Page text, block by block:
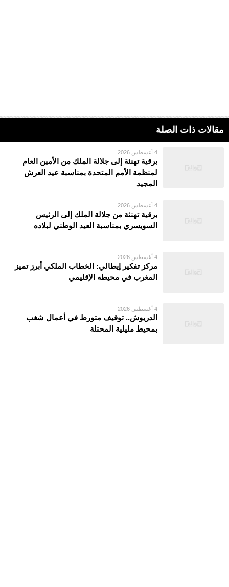
مقالات ذات الصلة
4 أغسطس 2026
برقية تهنئة إلى جلالة الملك من الأمين العام
لمنظمة الأمم المتحدة بمناسبة عيد العرش
المجيد
4 أغسطس 2026
برقية تهنئة من جلالة الملك إلى الرئيس
السويسري بمناسبة العيد الوطني لبلاده
4 أغسطس 2026
مركز تفكير إيطالي: الخطاب الملكي أبرز تميز
المغرب في محيطه الإقليمي
4 أغسطس 2026
الدريوش.. توقيف متورط في أعمال شغب
بمحيط مليلية المحتلة